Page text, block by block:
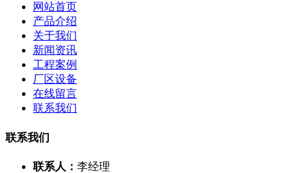
网站首页
产品介绍
关于我们
新闻资讯
工程案例
厂区设备
在线留言
联系我们
联系我们
联系人： 李经理